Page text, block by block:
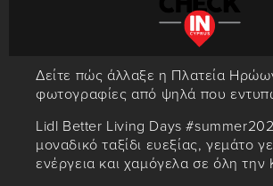
Δείτε πώς άλλαξε η Πλατεία
φωτογραφίες από ψηλά που
Lidl Better Living Days
μοναδικό ταξίδι ευεξίας, γεμάτο
ενέργεια και χαμόγελα σε όλη την